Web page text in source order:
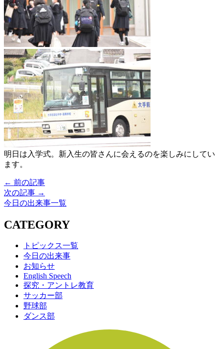
明日は入学式。新入生の皆さんに会えるのを楽しみにしてい
ます。
← 前の記事
次の記事 →
今日の出来事一覧
CATEGORY
トピックス一覧
今日の出来事
お知らせ
English Speech
探究・アントレ教育
サッカー部
野球部
ダンス部